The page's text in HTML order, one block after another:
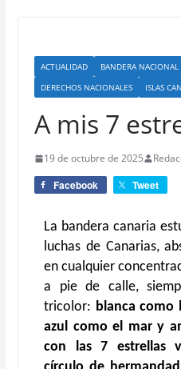
ACTUALIDAD
BANDERA NACIONAL
DERECHOS NACIONALES
ISLAS
A mis 7
19 de octubre de 2025
Facebook Tweet
La bandera canaria
luchas de Canarias,
en cualquier
a pie de calle,
tricolor: blanca como
azul como el mar y
con las7 estrellas